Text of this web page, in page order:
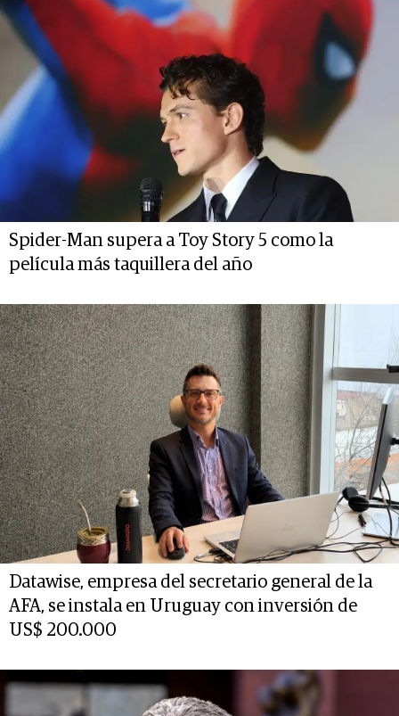
Spider-Man supera a Toy Story 5 como la
película más taquillera del año
Datawise, empresa del secretario general de la
AFA, se instala en Uruguay con inversión de
US$ 200.000